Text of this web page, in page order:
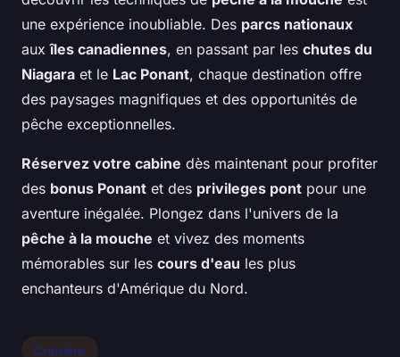
une expérience inoubliable. Des parcs nationaux
auxîles canadiennes, en passant par les chutes du
Niagara et le Lac Ponant, chaque destination offre
des paysages magnifiques et des opportunités de
pêche exceptionnelles.
Réservez votre cabine dès maintenant pour profiter
des bonus Ponant et des privileges pont pour une
aventure inégalée. Plongez dans l'univers de la
pêche à la mouche et vivez des moments
mémorables sur les cours d'eau les plus
enchanteurs d'Amérique du Nord.
Croisière